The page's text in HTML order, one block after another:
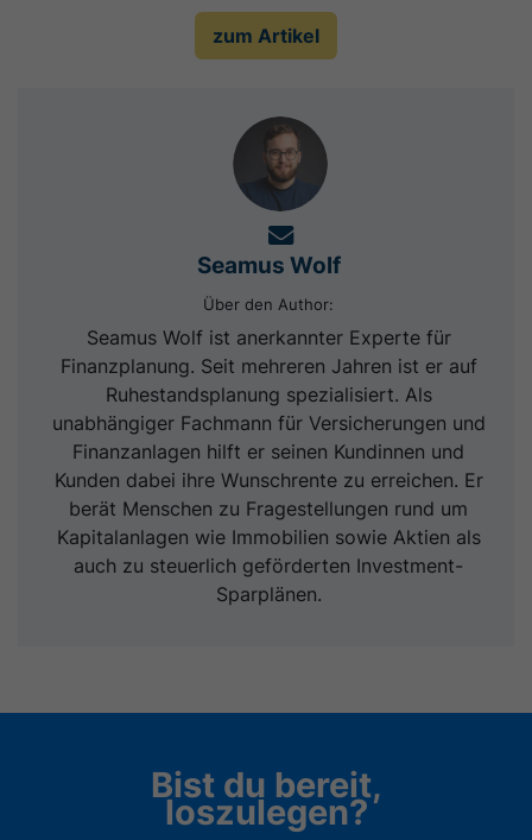
zum Artikel
Seamus Wolf
Über den Author:
Seamus Wolf ist anerkannter Experte für
Finanzplanung. Seit mehreren Jahren ist er auf
Ruhestandsplanung spezialisiert. Als
unabhängiger Fachmann für Versicherungen und
Finanzanlagen hilft er seinen Kundinnen und
Kunden dabei ihre Wunschrente zu erreichen. Er
berät Menschen zu Fragestellungen rund um
Kapitalanlagen wie Immobilien sowie Aktien als
auch zu steuerlich geförderten Investment-
Sparplänen.
Bist du bereit,
loszulegen?